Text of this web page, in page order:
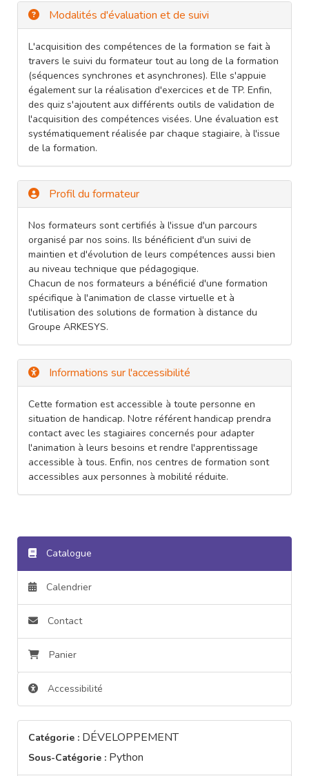
Modalités d'évaluation et de suivi
L'acquisition des compétences de la formation se fait à
travers le suivi du formateur tout au long de la formation
(séquences synchrones et asynchrones). Elle s'appuie
également sur la réalisation d'exercices et de TP. Enfin,
des quiz s'ajoutent aux différents outils de validation de
l'acquisition des compétences visées. Une évaluation est
systématiquement réalisée par chaque stagiaire, à l'issue
de la formation.
Profil du formateur
Nos formateurs sont certifiés à l'issue d'un parcours
organisé par nos soins. Ils bénéficient d'un suivi de
maintien et d'évolution de leurs compétences aussi bien
au niveau technique que pédagogique.
Chacun de nos formateurs a bénéficié d'une formation
spécifique à l'animation de classe virtuelle et à
l'utilisation des solutions de formation à distance du
Groupe ARKESYS.
Informations sur l'accessibilité
Cette formation est accessible à toute personne en
situation de handicap. Notre référent handicap prendra
contact avec les stagiaires concernés pour adapter
l'animation à leurs besoins et rendre l'apprentissage
accessible à tous. Enfin, nos centres de formation sont
accessibles aux personnes à mobilité réduite.
Catalogue
Calendrier
Contact
Panier
Accessibilité
Catégorie : DÉVELOPPEMENT
Sous-Catégorie : Python